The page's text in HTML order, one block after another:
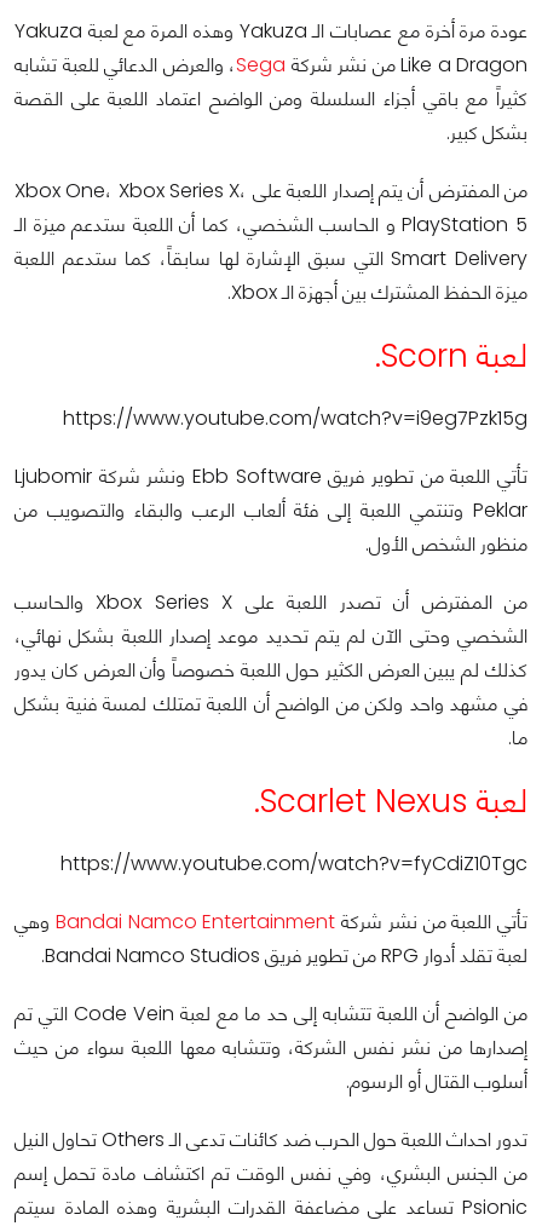
عودة مرة أخرة مع عصابات الـ Yakuza وهذه المرة مع لعبة Yakuza
Like a Dragon من نشر شركة
Sega، والعرض الدعائي للعبة تشابه
كثيراً مع باقي أجزاء السلسلة ومن الواضح اعتماد اللعبة على القصة
بشكل كبير.
من المفترض أن يتم إصدار اللعبة على Xbox One، Xbox Series X،
PlayStation 5 و الحاسب الشخصي، كما أن اللعبة ستدعم ميزة الـ
Smart Delivery التي سبق الإشارة لها سابقاً، كما ستدعم اللعبة
ميزة الحفظ المشترك بين أجهزة الـ Xbox.
لعبة Scorn.
https://www.youtube.com/watch?v=i9eg7Pzk15g
تأتي اللعبة من تطوير فريق Ebb Software ونشر شركة Ljubomir
Peklar وتنتمي اللعبة إلى فئة ألعاب الرعب والبقاء والتصويب من
منظور الشخص الأول.
من المفترض أن تصدر اللعبة على Xbox Series X والحاسب
الشخصي وحتى الآن لم يتم تحديد موعد إصدار اللعبة بشكل نهائي،
كذلك لم يبين العرض الكثير حول اللعبة خصوصاً وأن العرض كان يدور
في مشهد واحد ولكن من الواضح أن اللعبة تمتلك لمسة فنية بشكل
ما.
لعبة Scarlet Nexus.
https://www.youtube.com/watch?v=fyCdiZ10Tgc
تأتي اللعبة من نشر شركة Bandai Namco Entertainment وهي
لعبة تقلد أدوار RPG من تطوير فريق Bandai Namco Studios.
من الواضح أن اللعبة تتشابه إلى حد ما مع لعبة Code Vein التي تم
إصدارها من نشر نفس الشركة، وتتشابه معها اللعبة سواء من حيث
أسلوب القتال أو الرسوم.
تدور احداث اللعبة حول الحرب ضد كائنات تدعى الـ Others تحاول النيل
من الجنس البشري، وفي نفس الوقت تم اكتشاف مادة تحمل إسم
Psionic تساعد على مضاعفة القدرات البشرية وهذه المادة سيتم